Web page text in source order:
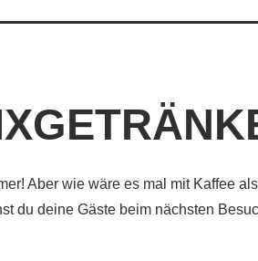
Aber wie wäre es mal mit Kaffee
du deine Gäste beim nächsten